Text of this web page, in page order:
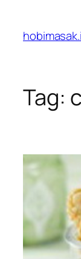
content
Tag: